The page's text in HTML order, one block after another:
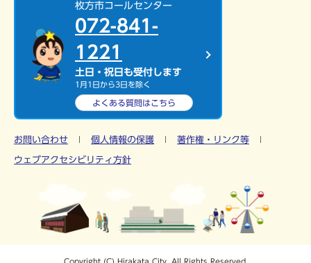
枚方市コールセンター
072-841-
1221
土日・祝日も受付します
1月1日から3日を除く
よくある質問はこちら
お問い合わせ 個人情報の保護 著作権・リンク等
ウェブアクセシビリティ方針
Copyright (C) Hirakata City. All Rights Reserved.